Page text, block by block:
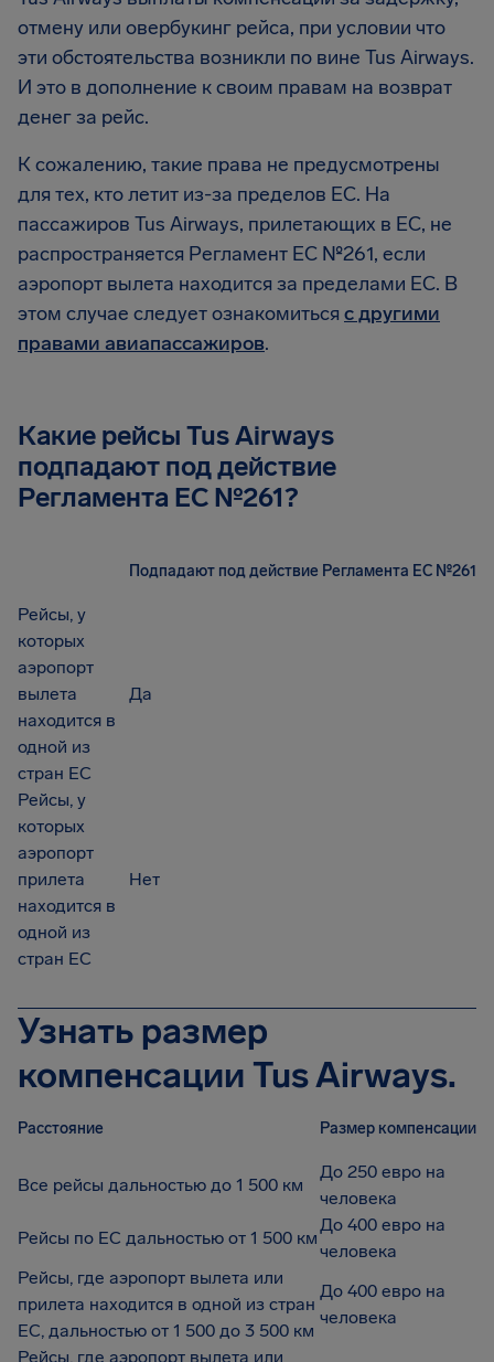
отмену или овербукинг рейса, при условии что
эти обстоятельства возникли по вине Tus Airways.
И это в дополнение к своим правам на возврат
денег за рейс.
К сожалению, такие права не предусмотрены
для тех, кто летит из-за пределов ЕС. На
пассажиров Tus Airways, прилетающих в ЕС, не
распространяется Регламент ЕС №261, если
аэропорт вылета находится за пределами ЕС. В
этом случае следует ознакомиться с другими
правами авиапассажиров.
Какие рейсы Tus Airways
подпадают под действие
Регламента EC №261?
Подпадают под действие Регламента ЕС №261
Рейсы, у
которых
аэропорт
вылета
находится в
одной из
стран ЕС
Да
Рейсы, у
которых
аэропорт
прилета
находится в
одной из
стран ЕС
Нет
Узнать размер
компенсации Tus Airways.
Расстояние Размер компенсации
Все рейсы дальностью до 1 500 км
До 250 евро на
человека
Рейсы по ЕС дальностью от 1 500 км
До 400 евро на
человека
Рейсы, где аэропорт вылета или
прилета находится в одной из стран
ЕС, дальностью от 1 500 до 3 500 км
До 400 евро на
человека
Рейсы, где аэропорт вылета или